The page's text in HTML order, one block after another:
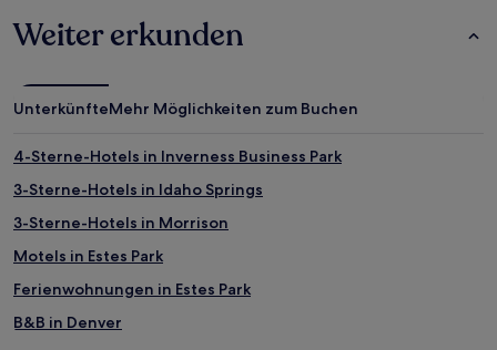
Weiter erkunden
UnterkünfteMehr Möglichkeiten zum Buchen
4-Sterne-Hotels in Inverness Business Park
3-Sterne-Hotels in Idaho Springs
3-Sterne-Hotels in Morrison
Motels in Estes Park
Ferienwohnungen in Estes Park
B&B in Denver